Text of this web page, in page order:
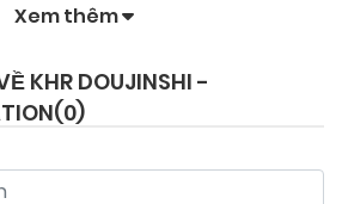
Xem thêm
KHR DOUJINSHI -
0)